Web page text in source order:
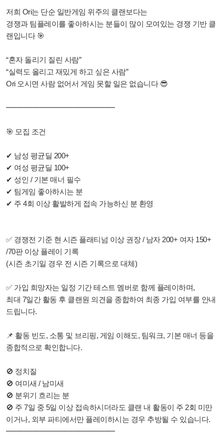
저희 Ori는 단순 일반게임 위주의 클랜보다는
경쟁과 팀플레이를 좋아하시는 분들이 많이 모여있는 경쟁 기반 클
랜입니다 🎯
“혼자 돌리기 질린 사람”
“실력도 올리고 재밌게 하고 싶은 사람”
Ori 오시면 사람 없어서 게임 못할 일은 없습니다 😎
━━━━━━━━━━━━━━━
🎯 모집 조건
✔ 남성 평균딜 200+
✔ 여성 평균딜 100+
✔ 성인 / 기본 매너 필수
✔ 팀게임 좋아하시는 분
✔ 주 4회 이상 활발하게 접속 가능하신 분 환영
✅ 경쟁전 기준 현 시즌 플래티넘 이상 권장 / 남자 200+ 여자 150+
/70판 이상 플레이 기록
(시즌 초기일 경우 전 시즌 기록으로 대체)
✅ 가입 희망자는 일정 기간 테스트 멤버로 함께 플레이하며,
최대 7일간 활동 후 클랜원 의견을 종합하여 최종 가입 여부를 안내
드립니다.
📌 활동 빈도, 소통 및 브리핑, 게임 이해도, 팀워크, 기본 매너 등을
종합적으로 확인합니다.
🚫 정치질
🚫 여미새 / 남미새
🚫 분위기 흐리는 분
🚫 주 7일 중 5일 이상 접속하시더라도 클랜 내 활동이 주 2회 미만
이거나, 외부 파티에서만 플레이하시는 경우 추방될 수 있습니다.
━━━━━━━━━━━━━━━